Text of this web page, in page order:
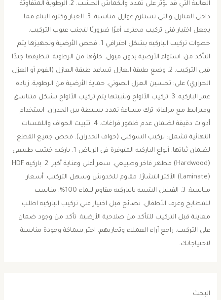
العالية التي قد تؤثر على تمدد وانكماش الخشب. 2. الرطوبة المتفاوتة
داخل المنازل والتي تستلزم عوازل مناسبة. 3. الغبار وكثرة البناء مما
يجعل اختيار فني تركيب محترف أمرًا ضروريًا لتجنب عيوب التركيب.
خطوات تركيب الباركيه بشكل احترافي 1. فحص الأرضية وتجهيزها يتم
التأكد من: استواء الأرضية بدون ميول. خلوّها من الرطوبة. تنظيفها جيدًا
قبل التركيب. 2. وضع طبقة العازل تساعد طبقة العازل (الفوم أو العزل
الحراري) على: تحسين العزل الصوتي. حماية الأرضية من الرطوبة. زيادة
عمر الباركيه. 3. تركيب الألواح وتثبيتها يتم تركيب الألواح بشكل متناسق
ومترابط مع مراعاة: ترك مسافة تمدد بسيطة بين الجدران. استخدام
أدوات دقيقة لضمان عدم ظهور فراغات. 4. تثبيت الحواف واللمسات
النهائية تشمل: تركيب السوكلي (حواف الجدران). فحص جميع القطع
لضمان ثباتها. أنواع الباركيه المتوفرة في الرياض 1. باركيه خشب طبيعي
(Hardwood) مظهر فاخر وطبيعي. سعر أعلى وعناية أكبر. 2. باركيه HDF
(Laminate) الأكثر انتشارًا. مقاوم للخدوش وسهل التركيب. أسعار
مناسبة. 3. الفينيل الشبيه بالباركيه مقاوم للماء 100%. مناسب
للمطابخ وغرف الأطفال. نصائح قبل اختيار فني تركيب الباركيه اطلب
معاينة قبل التركيب للتأكد من صلاحية الأرضية. تأكد من وجود ضمان
على التركيب. راجع آراء العملاء وتجاربهم. اختر سماكة وجودة مناسبة
لاحتياجاتك.
البحث